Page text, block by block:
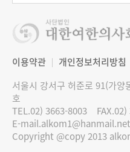
이용약관 개인정보처리방침
서울시 강서구 허준로 91(가
호
TEL.02) 3663-8003
E-mail.alkom1@hanmail.net
Copyright @copy 2013